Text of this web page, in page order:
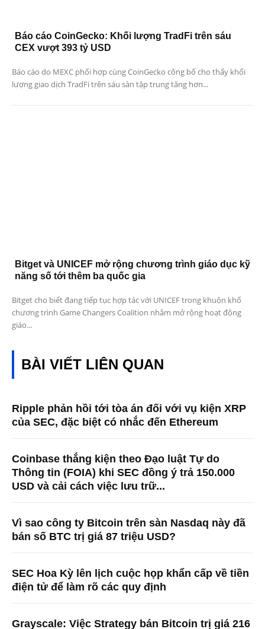
Báo cáo CoinGecko: Khối lượng TradFi trên sáu
CEX vượt 393 tỷ USD
Báo cáo do MEXC phối hợp cùng CoinGecko công bố cho thấy khối
lượng giao dịch TradFi trên sáu sàn tập trung tăng hơn...
Bitget và UNICEF mở rộng chương trình giáo dục kỹ
năng số tới thêm ba quốc gia
Bitget cho biết đang tiếp tục hợp tác với UNICEF trong khuôn khổ
chương trình Game Changers Coalition nhằm mở rộng hoạt động
giáo...
BÀI VIẾT LIÊN QUAN
Ripple phản hồi tới tòa án đối với vụ kiện XRP
của SEC, đặc biệt có nhắc đến Ethereum
Coinbase thắng kiện theo Đạo luật Tự do
Thông tin (FOIA) khi SEC đồng ý trả 150.000
USD và cải cách việc lưu trữ...
Vì sao công ty Bitcoin trên sàn Nasdaq này đã
bán số BTC trị giá 87 triệu USD?
SEC Hoa Kỳ lên lịch cuộc họp khẩn cấp về tiền
điện tử để làm rõ các quy định
Grayscale: Việc Strategy bán Bitcoin trị giá 216